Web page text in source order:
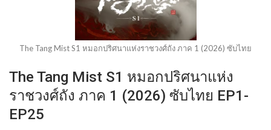
The Tang Mist S1 หมอกปริศนาแห่งราชวงศ์ถัง ภาค 1 (2026) ซับไทย
The Tang Mist S1 หมอกปริศนาแห่ง
ราชวงศ์ถัง ภาค 1 (2026) ซับไทย EP1-
EP25